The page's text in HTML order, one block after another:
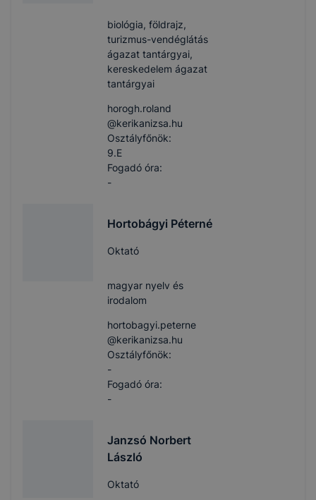
biológia, földrajz,
turizmus-vendéglátás
ágazat tantárgyai,
kereskedelem ágazat
tantárgyai
horogh.roland​
@kerikanizsa.hu
Osztályfőnök:
9.E
Fogadó óra:
-
Hortobágyi Péterné
Oktató
magyar nyelv és
irodalom
hortobagyi.peterne​
@kerikanizsa.hu
Osztályfőnök:
-
Fogadó óra:
-
Janzsó Norbert
László
Oktató